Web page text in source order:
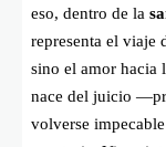
eso, dentro de la
representa el viaje
sino el amor hacia
nace del juicio
volverse